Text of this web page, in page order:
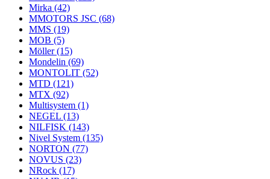
Mirka (42)
MMOTORS JSC (68)
MMS (19)
MOB (5)
Möller(15)
Mondelin (69)
MONTOLIT (52)
MTD (121)
MTX (92)
Multisystem (1)
NEGEL (13)
NILFISK (143)
Nivel System (135)
NORTON (77)
NOVUS (23)
NRock (17)